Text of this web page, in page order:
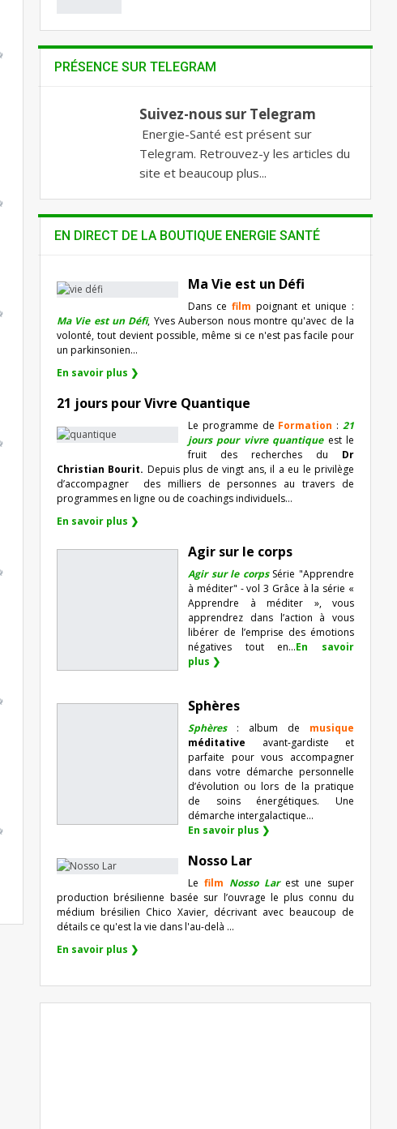
PRÉSENCE SUR TELEGRAM
Suivez-nous sur Telegram
Energie-Santé est présent sur
Telegram. Retrouvez-y les articles du
site et beaucoup plus...
EN DIRECT DE LA BOUTIQUE ENERGIE SANTÉ
Ma Vie est un Défi
Dans ce film poignant et unique :
Ma Vie est un Défi, Yves Auberson nous montre qu'avec de la
volonté, tout devient possible, même si ce n'est pas facile pour
un parkinsonien…
En savoir plus ❯
21 jours pour Vivre Quantique
Le programme de Formation :21
jours pour vivre quantiqueest le
fruit des recherches du Dr
Christian Bourit. Depuis plus de vingt ans, il a eu le privilège
d’accompagner
des milliers de personnes au travers de
programmes en ligne ou de coachings individuels…
En savoir plus ❯
Agir sur le corps
Agir sur le corpsSérie "Apprendre
à méditer" - vol 3 Grâce à la série «
Apprendre à méditer », vous
apprendrez dans l’action à vous
libérer de l’emprise des émotions
négatives tout en...En savoir
plus ❯
Sphères
Sphères: album de musique
méditative avant-gardiste et
parfaite pour vous accompagner
dans votre démarche personnelle
d’évolution ou lors de la pratique
de soins énergétiques. Une
démarche intergalactique...
En savoir plus ❯
Nosso Lar
Le film Nosso Lar est une super
production brésilienne basée sur l’ouvrage le plus connu du
médium brésilien Chico Xavier, décrivant avec beaucoup de
détails ce qu'est la vie dans l'au-delà ...
En savoir plus ❯